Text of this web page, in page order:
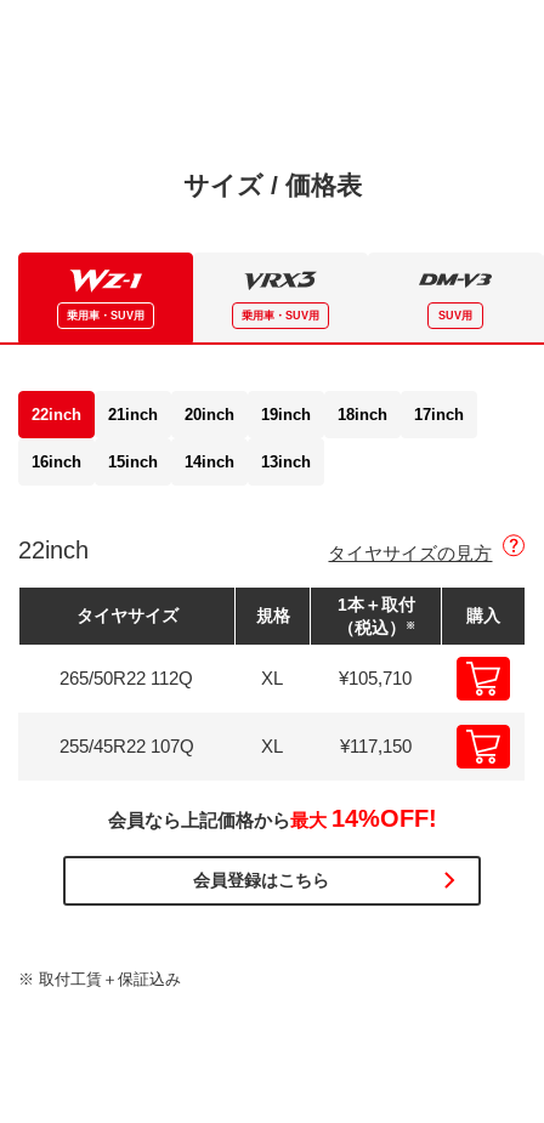
サイズ / 価格表
乗用車 ・ SUV用 乗用車 ・ SUV用 SUV用
BLIZZAK WZ-1
22inch BLIZZAK WZ-1
21inch BLIZZAK WZ-1
20inch BLIZZAK WZ-1
19inch BLIZZAK WZ-1
18inch BLIZZAK WZ-1
17inch
BLIZZAK WZ-1
16inch BLIZZAK WZ-1
15inch BLIZZAK WZ-1
14inch BLIZZAK WZ-1
13inch
タイヤサイズの見方
BLIZZAK WZ-1
22inch
タイヤサイズ 規格
1本＋取付
（税込）
※ 購入
265/50R22 112Q XL ¥105,710 購入
255/45R22 107Q XL ¥117,150 購入
会員なら上記価格から最大 14%OFF!
会員登録はこちら
※ 取付工賃＋保証込み